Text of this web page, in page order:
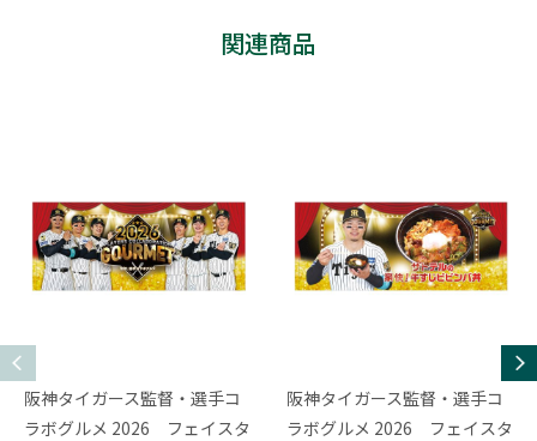
関連商品
阪神タイガース監督・選手コ
ラボグルメ 2026 フェイスタ
阪神タイガース監督・選手コ
ラボグルメ 2026 フェイスタ